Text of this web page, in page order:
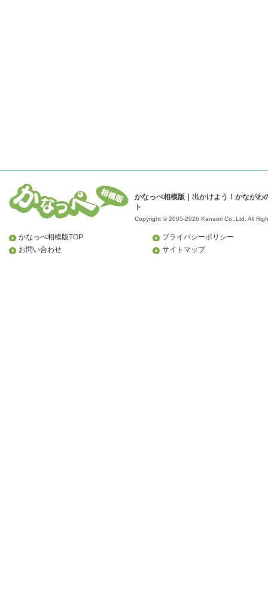
かなっぺ相模版｜出かけよう！かながわ
ト
Copyright © 2005-2026 Kanaori Co.,Ltd. All
かなっぺ相模版TOP
お問い合わせ
プライバシーポリシー
サイトマップ